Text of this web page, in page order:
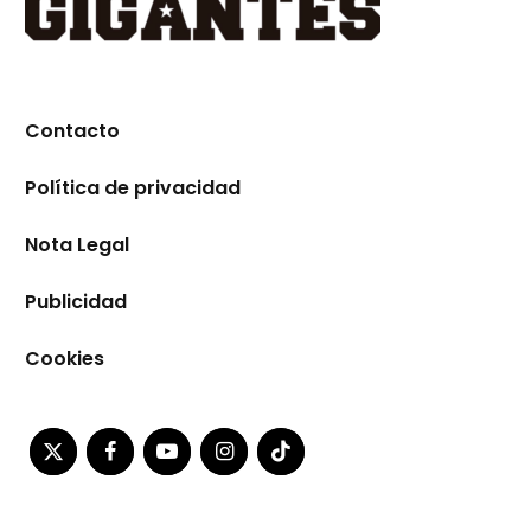
Contacto
Política de privacidad
Nota Legal
Publicidad
Cookies